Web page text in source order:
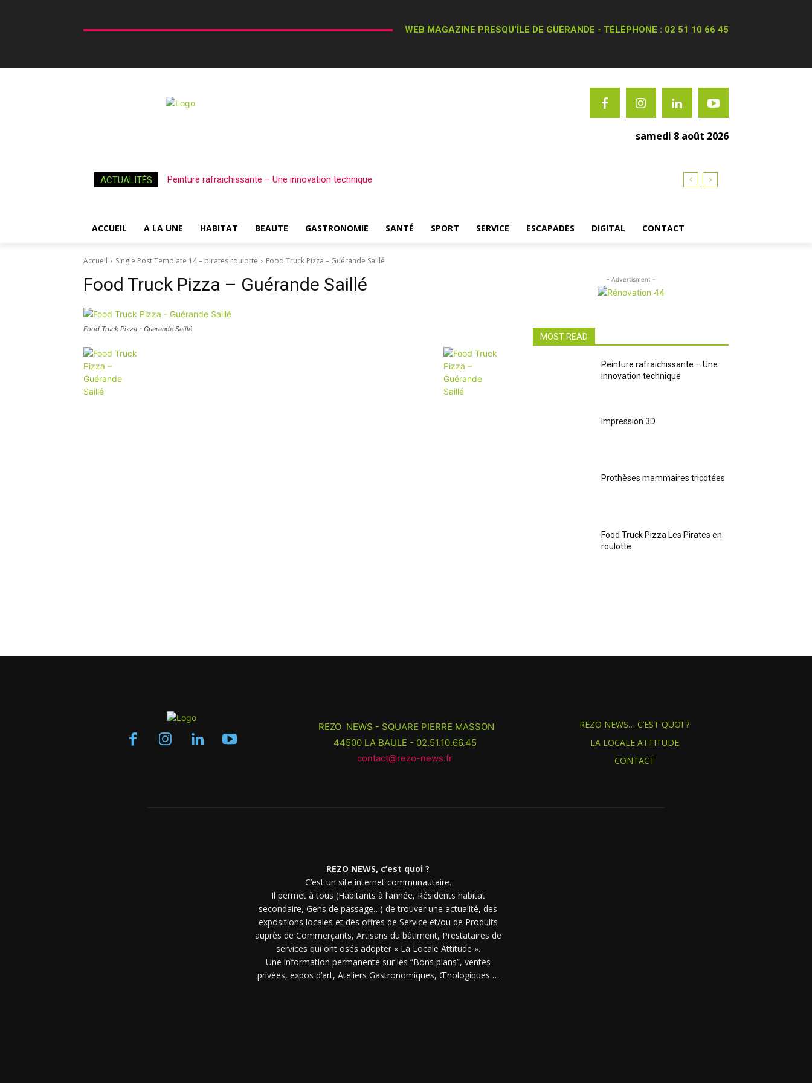
WEB MAGAZINE PRESQU'ÎLE DE GUÉRANDE - TÉLÉPHONE : 02 51 10 66 45
samedi 8 août 2026
ACTUALITÉS Peinture rafraichissante – Une innovation technique
ACCUEIL A LA UNE HABITAT BEAUTE GASTRONOMIE SANTÉ SPORT SERVICE ESCAPADES DIGITAL CONTACT
Accueil Single Post Template 14 – pirates roulotte Food Truck Pizza – Guérande Saillé
Food Truck Pizza – Guérande Saillé
Food Truck Pizza - Guérande Saillé
- Advertisment -
MOST READ
Peinture rafraichissante – Une
innovation technique
Impression 3D
Prothèses mammaires tricotées
Food Truck Pizza Les Pirates en
roulotte
REZO NEWS - SQUARE PIERRE MASSON
44500 LA BAULE - 02.51.10.66.45
contact@rezo-news.fr
REZO NEWS… C’EST QUOI ?
LA LOCALE ATTITUDE
CONTACT
REZO NEWS, c’est quoi ?
C’est un site internet communautaire.
Il permet à tous (Habitants à l’année, Résidents habitat
secondaire, Gens de passage…) de trouver une actualité, des
expositions locales et des offres de Service et/ou de Produits
auprès de Commerçants, Artisans du bâtiment, Prestataires de
services qui ont osés adopter « La Locale Attitude ».
Une information permanente sur les “Bons plans”, ventes
privées, expos d’art, Ateliers Gastronomiques, Œnologiques …